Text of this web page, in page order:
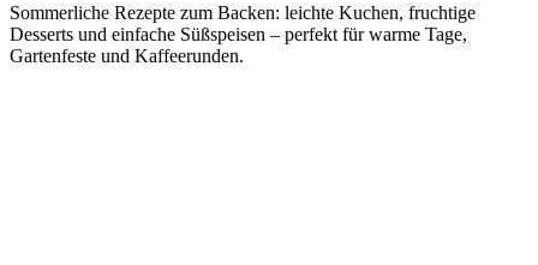
Sommerliche Rezepte zum Backen: leichte Kuchen, fruchtige
Desserts und einfache Süßspeisen – perfekt für warme Tage,
Gartenfeste und Kaffeerunden.